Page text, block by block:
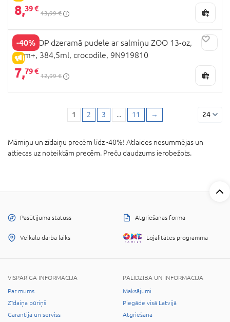
8,39 €
13,99 €
-40%
IZPĀRDOŠANA
SKIP HOP dzeramā pudele ar salmiņu ZOO 13-oz,
12m+, 384,5ml, crocodile, 9N919810
7,79 €
12,99 €
1 2 3 ... 11 → 24
Māmiņu un zīdaiņu precēm līdz -40%! Atlaides nesummējas un
attiecas uz noteiktām precēm. Preču daudzums ierobežots.
Pasūtījuma statuss Atgriešanas forma
Veikalu darba laiks Lojalitātes programma
VISPĀRĪGA INFORMĀCIJA
Par mums
Zīdaiņa pūriņš
Garantija un serviss
PALĪDZĪBA UN INFORMĀCIJA
Maksājumi
Piegāde visā Latvijā
Atgriešana